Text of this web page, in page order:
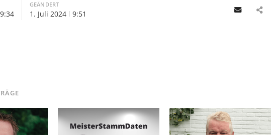
9:34
GEÄNDERT
1. Juli 2024 9:51 Email